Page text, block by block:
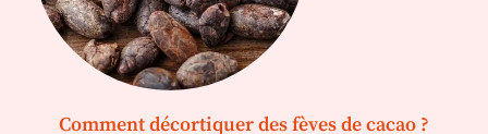
Comment décortiquer des fèves de cacao ?